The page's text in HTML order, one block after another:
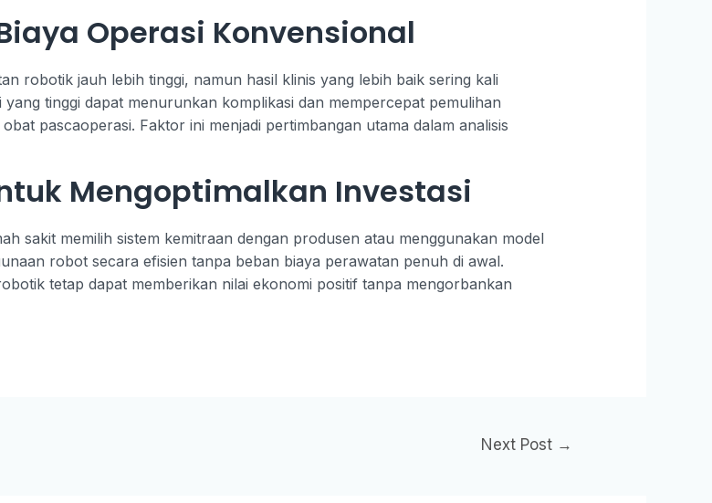
Operasi Konvensional
robotik jauh lebih tinggi, namun hasil klinis yang lebih baik sering kali
tinggi dapat menurunkan komplikasi dan mempercepat pemulihan
pascaoperasi. Faktor ini menjadi pertimbangan utama dalam analisis
Mengoptimalkan Investasi
sakit memilih sistem kemitraan dengan produsen atau menggunakan model
robot secara efisien tanpa beban biaya perawatan penuh di awal.
tetap dapat memberikan nilai ekonomi positif tanpa mengorbankan
Next Post →